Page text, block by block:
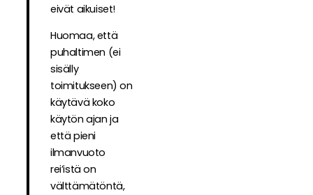
eivät aikuiset!
Huomaa, että
puhaltimen (ei
sisälly
toimitukseen) on
käytävä koko
käytön ajan ja
että pieni
ilmanvuoto
rei’istä on
välttämätöntä,